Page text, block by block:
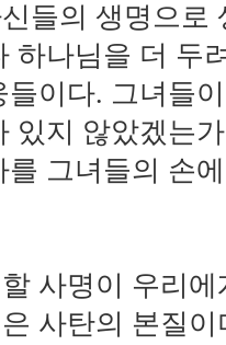
들의 생명으로
하나님을 더 두
들이다. 그녀들
있지 않았겠는
를 그녀들의 손
사명이 우리
사탄의 본질